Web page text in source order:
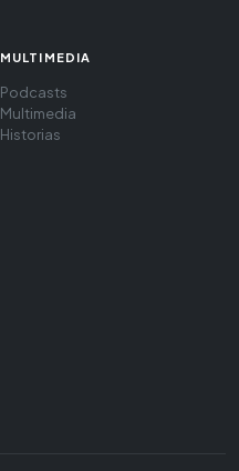
MULTIMEDIA
Podcasts
Multimedia
Historias